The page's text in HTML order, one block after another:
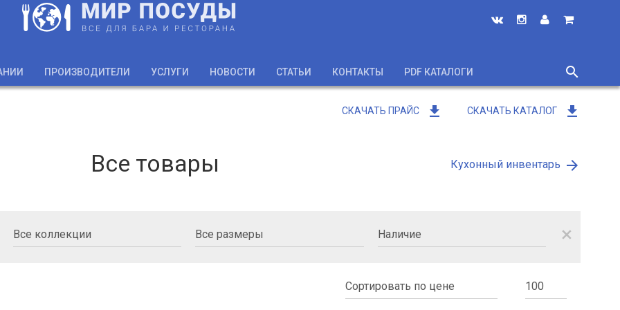
ПРОИЗВОДИТЕЛИ УСЛУГИ НОВОСТИ СТАТЬИ КОНТАКТЫ PDF КАТАЛОГИ
search
close
СКАЧАТЬ ПРАЙС get_app СКАЧАТЬ КАТАЛОГ get_app
Все товары Кухонный инвентарь arrow_forward
close